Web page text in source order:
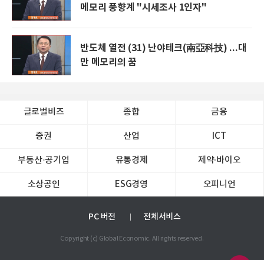
메모리 풍향계 "시세조사 1인자"
반도체 열전 (31) 난야테크(南亞科技) ...대
만 메모리의 꿈
글로벌비즈 종합 금융
증권 산업 ICT
부동산·공기업 유통경제 제약∙바이오
소상공인 ESG경영 오피니언
PC 버전 전체서비스
Copyright (c) Global Economic. All rights reserved.